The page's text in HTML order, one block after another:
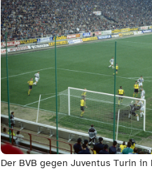
Der BVB gegen Juventus Turin in